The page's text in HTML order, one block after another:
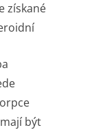
získané
být